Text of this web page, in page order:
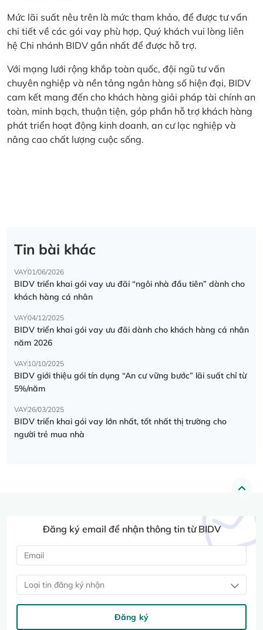
Mức lãi suất nêu trên là mức tham khảo, để được tư vấn
chi tiết về các gói vay phù hợp, Quý khách vui lòng liên
hệ Chi nhánh BIDV gần nhất để được hỗ trợ.
Với mạng lưới rộng khắp toàn quốc, đội ngũ tư vấn
chuyên nghiệp và nền tảng ngân hàng số hiện đại, BIDV
cam kết mang đến cho khách hàng giải pháp tài chính an
toàn, minh bạch, thuận tiện, góp phần hỗ trợ khách hàng
phát triển hoạt động kinh doanh, an cư lạc nghiệp và
nâng cao chất lượng cuộc sống.
Tin bài khác
VAY01/06/2026
BIDV triển khai gói vay ưu đãi “ngôi nhà đầu tiên” dành cho
khách hàng cá nhân
VAY04/12/2025
BIDV triển khai gói vay ưu đãi dành cho khách hàng cá nhân
năm 2026
VAY10/10/2025
BIDV giới thiệu gói tín dụng “An cư vững bước” lãi suất chỉ từ
5%/năm
VAY26/03/2025
BIDV triển khai gói vay lớn nhất, tốt nhất thị trường cho
người trẻ mua nhà
Đăng ký email để nhận thông tin từ BIDV
Loại tin đăng ký nhận
Đăng ký